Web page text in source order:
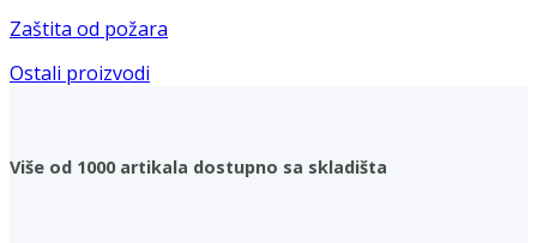
Zaštita od požara
Ostali proizvodi
Više od 1000 artikala dostupno sa skladišta